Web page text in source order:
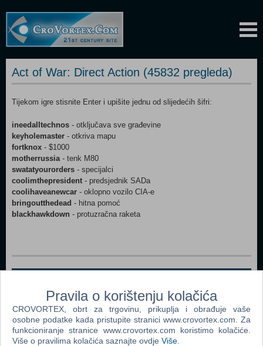
Act of War: Direct Action (45832 pregleda)
Tijekom igre stisnite Enter i upišite jednu od slijedećih šifri:
ineedalltechnos - otključava sve građevine
keyholemaster - otkriva mapu
fortknox - $1000
motherrussia- tenk M80
swatatyourorders - specijalci
coolimthepresident - predsjednik SADa
coolihaveanewcar - oklopno vozilo CIA-e
bringoutthedead - hitna pomoć
blackhawkdown - protuzračna raketa
Ime i prezimePravila o korištenju kolačića
CROVORTEX, obrt za trgovinu, prikuplja i obrađuje vaše
osobne podatke kada pristupite stranici www.crovortex.com. Za
funkcioniranje stranice www.crovortex.com koristimo kolačiće.
Više o pravilima kolačića saznajte ovdje Više